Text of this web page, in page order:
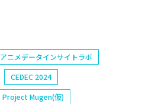
アニメデータインサイトラボ
CEDEC 2024
Project Mugen(仮)